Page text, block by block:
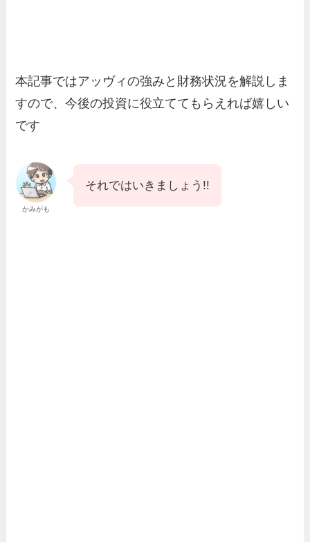
本記事ではアッヴィの強みと財務状況を解説しま
すので、今後の投資に役立ててもらえれば嬉しい
です
かみがも
それではいきましょう!!